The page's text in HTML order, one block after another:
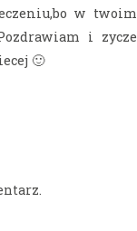
w twoim
i zycze
🙂